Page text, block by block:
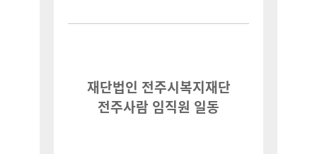
재단법인 전주시복지재단
전주사람 임직원 일동